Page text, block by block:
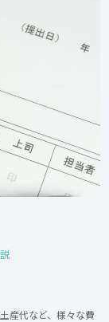
産代など、様々な費